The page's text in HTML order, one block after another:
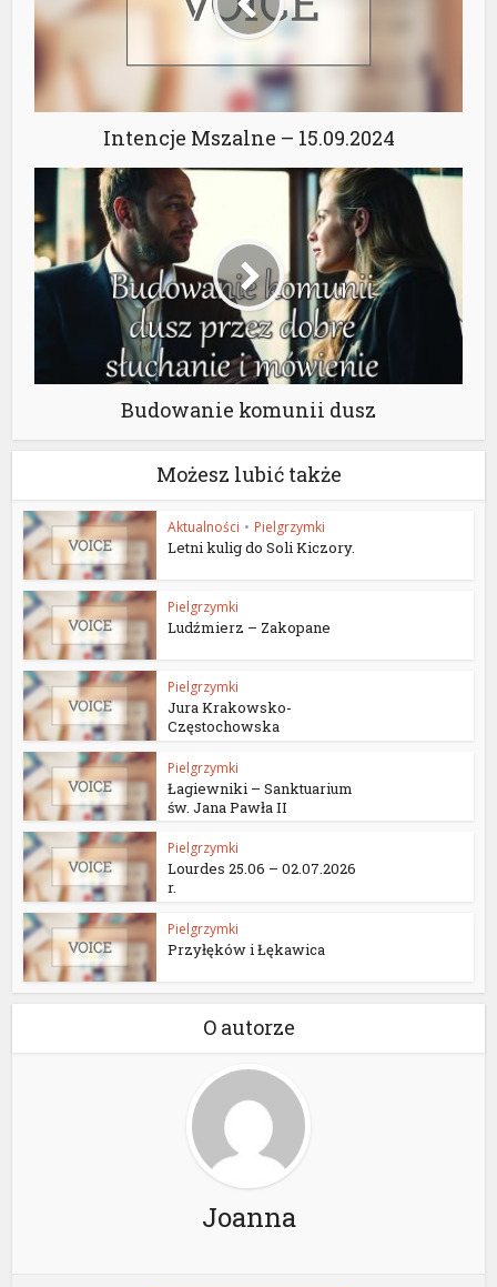
Intencje Mszalne – 15.09.2024
Budowanie komunii dusz
Możesz lubić także
Aktualności • Pielgrzymki
Letni kulig do Soli Kiczory.
Pielgrzymki
Ludźmierz – Zakopane
Pielgrzymki
Jura Krakowsko-
Częstochowska
Pielgrzymki
Łagiewniki – Sanktuarium
św. Jana Pawła II
Pielgrzymki
Lourdes 25.06 – 02.07.2026
r.
Pielgrzymki
Przyłęków i Łękawica
O autorze
Joanna